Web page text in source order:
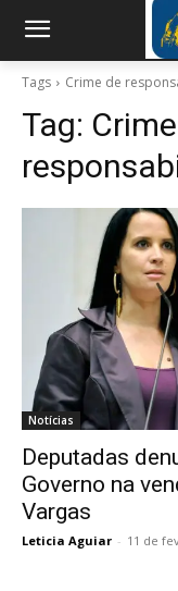
Tags Crime de
Tag:
Notícias
Deputadas
Governo na
Vargas
Leticia Aguiar - 11 de